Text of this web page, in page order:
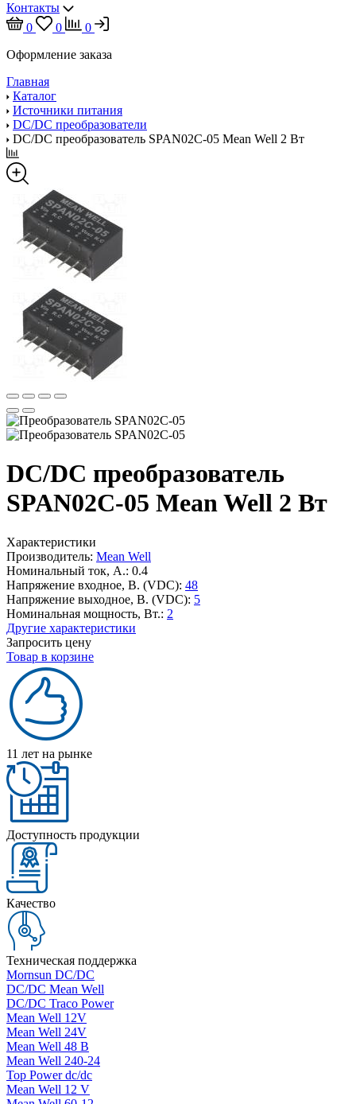
Контакты
0
0
0
Оформление заказа
Главная
Каталог
Источники питания
DC/DC преобразователи
DC/DC преобразователь SPAN02C-05 Mean Well 2 Вт
DC/DC преобразователь
SPAN02C-05 Mean Well 2 Вт
Характеристики
Производитель: Mean Well
Номинальный ток, А.: 0.4
Напряжение входное, В. (VDC): 48
Напряжение выходное, В. (VDC): 5
Номинальная мощность, Вт.: 2
Другие характеристики
Запросить цену
Товар в корзине
11 лет на рынке
Доступность продукции
Качество
Техническая поддержка
Mornsun DC/DC
DC/DC Mean Well
DC/DC Traco Power
Mean Well 12V
Mean Well 24V
Mean Well 48 В
Mean Well 240-24
Top Power dc/dc
Mean Well 12 V